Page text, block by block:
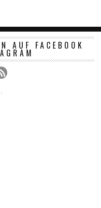
AUF FACEBOOK